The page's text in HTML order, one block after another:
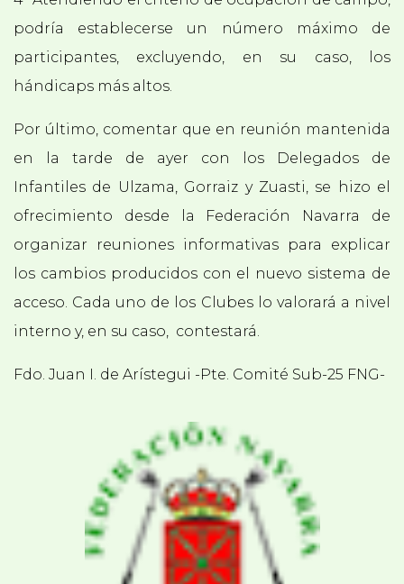
podría establecerse un número máximo de
participantes, excluyendo, en su caso, los
hándicaps más altos.
Por último, comentar que en reunión mantenida
en la tarde de ayer con los Delegados de
Infantiles de Ulzama, Gorraiz y Zuasti, se hizo el
ofrecimiento desde la Federación Navarra de
organizar reuniones informativas para explicar
los cambios producidos con el nuevo sistema de
acceso. Cada uno de los Clubes lo valorará a nivel
interno y, en su caso, contestará.
Fdo. Juan I. de Arístegui -Pte. Comité Sub-25 FNG-